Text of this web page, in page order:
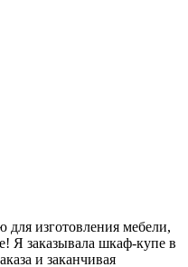
изготовления мебели,
Я заказывала шкаф-купе в
и заканчивая